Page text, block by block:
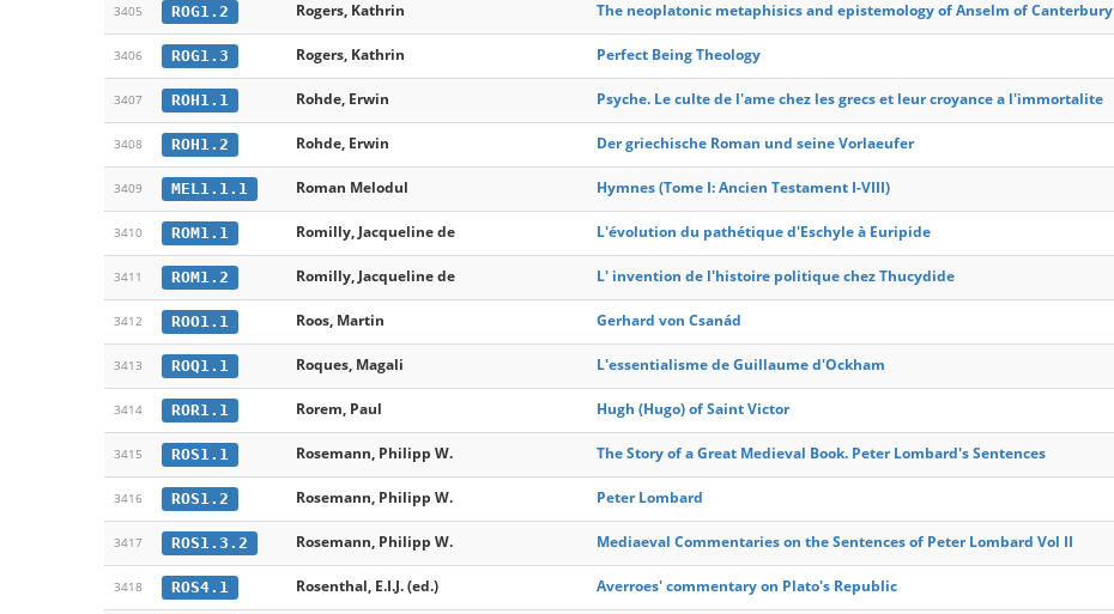
3405 ROG1.2 Rogers, Kathrin The neoplatonic metaphisics and epistemology of Anselm of Canterbury
3406 ROG1.3 Rogers, Kathrin Perfect Being Theology
3407 ROH1.1 Rohde, Erwin Psyche. Le culte de l'ame chez les grecs et leur croyance a l'immortalite
3408 ROH1.2 Rohde, Erwin Der griechische Roman und seine Vorlaeufer
3409 MEL1.1.1 Roman Melodul Hymnes (Tome I: Ancien Testament I-VIII)
3410 ROM1.1 Romilly, Jacqueline de L'évolution du pathétique d'Eschyle à Euripide
3411 ROM1.2 Romilly, Jacqueline de L' invention de l'histoire politique chez Thucydide
3412 ROO1.1 Roos, Martin Gerhard von Csanád
3413 ROQ1.1 Roques, Magali L'essentialisme de Guillaume d'Ockham
3414 ROR1.1 Rorem, Paul Hugh (Hugo) of Saint Victor
3415 ROS1.1 Rosemann, Philipp W. The Story of a Great Medieval Book. Peter Lombard's Sentences
3416 ROS1.2 Rosemann, Philipp W. Peter Lombard
3417 ROS1.3.2 Rosemann, Philipp W. Mediaeval Commentaries on the Sentences of Peter Lombard Vol II
3418 ROS4.1 Rosenthal, E.I.J. (ed.) Averroes' commentary on Plato's Republic